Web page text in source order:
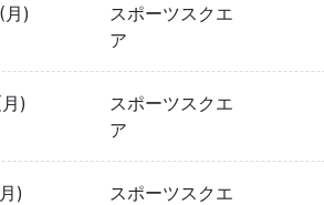
)
スポーツスクエ
ア
)
スポーツスクエ
ア
)
スポーツスクエ